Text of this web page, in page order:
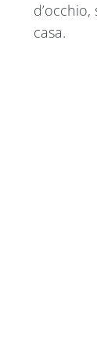
casa.